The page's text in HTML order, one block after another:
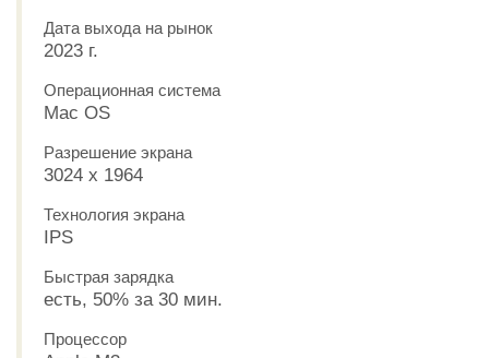
Дата выхода на рынок
2023 г.
Операционная система
Mac OS
Разрешение экрана
3024 x 1964
Технология экрана
IPS
Быстрая зарядка
есть, 50% за 30 мин.
Процессор